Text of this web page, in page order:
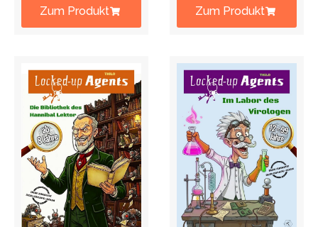
Zum Produkt Zum Produkt